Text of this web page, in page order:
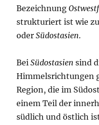
Bezeichnung
strukturiert ist wie
oderSüdostasien.
BeiSüdostasien sind
Himmelsrichtungen
Region, die im
einem Teil der
südlich und östlich